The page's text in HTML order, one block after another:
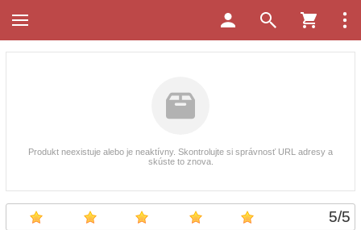
5/5
Produkt neexistuje alebo je neaktívny. Skontrolujte si správnosť URL adresy a
skúste to znova.